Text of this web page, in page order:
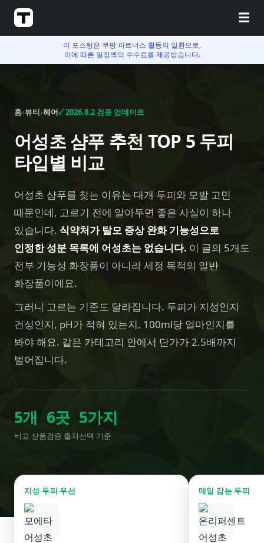
☰
이 포스팅은 쿠팡 파트너스 활동의 일환으로,
이에 따른 일정액의 수수료를 제공받습니다.
홈›뷰티›헤어✓2026.8.2 검증 업데이트
어성초 샴푸 추천 TOP 5 두피
타입별 비교
어성초 샴푸를 찾는 이유는 대개 두피와 모발 고민
때문인데, 고르기 전에 알아두면 좋은 사실이 하나
있습니다. 식약처가 탈모 증상 완화 기능성으로
인정한 성분 목록에 어성초는 없습니다. 이 글의 5개도
전부 기능성 화장품이 아니라 세정 목적의 일반
화장품이에요.
그러니 고르는 기준도 달라집니다. 두피가 지성인지
건성인지, pH가 적혀 있는지, 100ml당 얼마인지를
봐야 해요. 같은 카테고리 안에서 단가가 2.5배까지
벌어집니다.
5개
비교 상품
6곳
검증 출처
5가지
선택 기준
지성 두피 우선 매일 감는 두피